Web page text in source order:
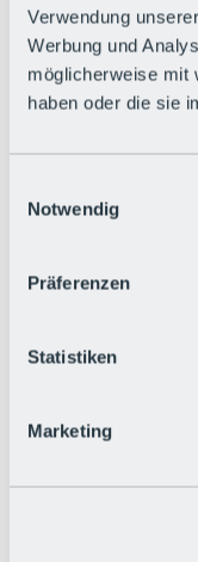
Verwendung
Werbung und
möglicherweise mit
haben oder die sie
Notwendig
Präferenzen
Statistiken
Marketing